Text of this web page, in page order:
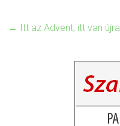
← Itt az Advent, itt van újra